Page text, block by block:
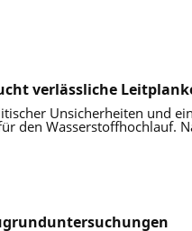
verlässliche
Unsicherheiten und
den Wasserstoffhochlauf.